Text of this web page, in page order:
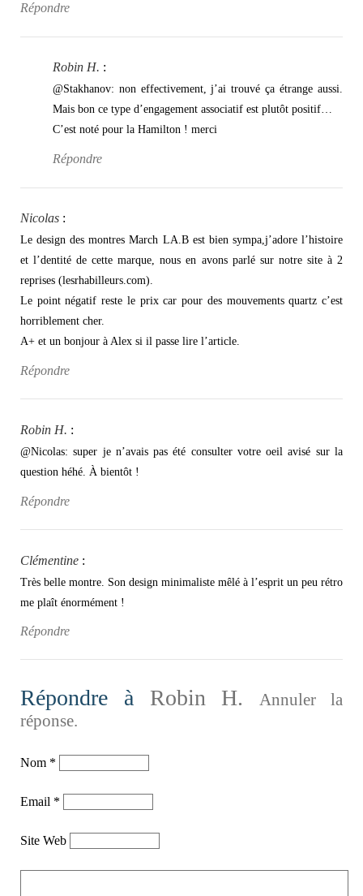
Répondre
Robin H. :
@Stakhanov: non effectivement, j’ai trouvé ça étrange aussi.
Mais bon ce type d’engagement associatif est plutôt positif…
C’est noté pour la Hamilton ! merci
Répondre
Nicolas :
Le design des montres March LA.B est bien sympa,j’adore l’histoire
et l’dentité de cette marque, nous en avons parlé sur notre site à 2
reprises (lesrhabilleurs.com).
Le point négatif reste le prix car pour des mouvements quartz c’est
horriblement cher.
A+ et un bonjour à Alex si il passe lire l’article.
Répondre
Robin H. :
@Nicolas: super je n’avais pas été consulter votre oeil avisé sur la
question héhé. À bientôt !
Répondre
Clémentine :
Très belle montre. Son design minimaliste mêlé à l’esprit un peu rétro
me plaît énormément !
Répondre
Répondre à Robin H.
Annuler la
réponse.
Nom *
Email *
Site Web